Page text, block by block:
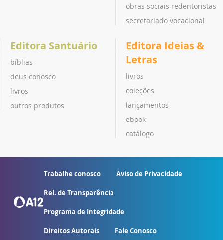
obras sociais redentoristas
secretariado vocacional
Editora Santuário
bíblias
deus conosco
livros
outros produtos
Editora Ideias &
Letras
livros
coleções
lançamentos
ebook
catálogo
Trabalhe conosco Aviso de Privacidade
Rel. de Transparência
Programa de Integridade
Direitos Autorais Fale Conosco